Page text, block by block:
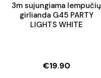
3m sujungiama lempučių
girlianda G45 PARTY
LIGHTS WHITE
€19.90